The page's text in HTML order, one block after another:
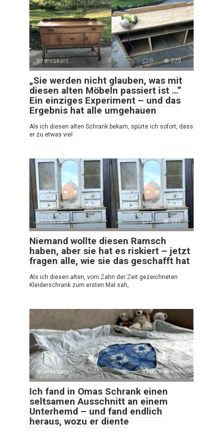
Interessant 0 329
„Sie werden nicht glauben, was mit
diesen alten Möbeln passiert ist …“
Ein einziges Experiment – und das
Ergebnis hat alle umgehauen
Als ich diesen alten Schrank bekam, spürte ich sofort, dass
er zu etwas viel
Interessant 0 399
Niemand wollte diesen Ramsch
haben, aber sie hat es riskiert – jetzt
fragen alle, wie sie das geschafft hat
Als ich diesen alten, vom Zahn der Zeit gezeichneten
Kleiderschrank zum ersten Mal sah,
Interessant 0 359
Ich fand in Omas Schrank einen
seltsamen Ausschnitt an einem
Unterhemd – und fand endlich
heraus, wozu er diente